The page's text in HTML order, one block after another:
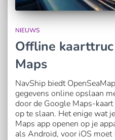
NIEUWS
Offline
Maps
NavShip biedt
gegevens online opslaan
door de Google Maps-
op te slaan. Het enige wat
Maps app openen op je
als Android, voor iOS moet